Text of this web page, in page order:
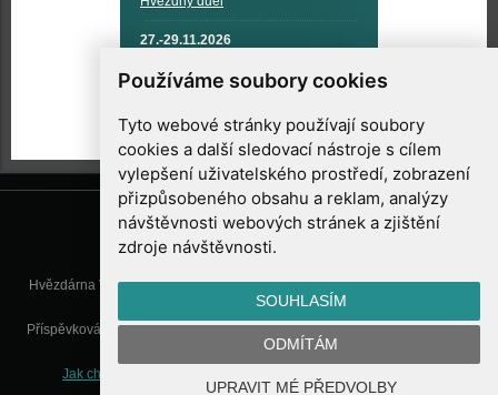
Používáme soubory cookies
Tyto webové stránky používají soubory
cookies a další sledovací nástroje s cílem
vylepšení uživatelského prostředí, zobrazení
přizpůsobeného obsahu a reklam, analýzy
návštěvnosti webových stránek a zjištění
zdroje návštěvnosti.
SOUHLASÍM
ODMÍTÁM
UPRAVIT MÉ PŘEDVOLBY
27.-29.11.2026
TECHNIKA A KOSMICKÉ
TECHNOLOGIE
Hvězdárna Valašské Meziříčí, příspěvková organizace, Vsetínská 78, 757
01 Valašské Meziříčí
Příspěvková organizace Zlínského kraje. Telefon:571 611 928, Mobil:777
info@astrovm.cz
Jak chráníme Vaše osobní údaje